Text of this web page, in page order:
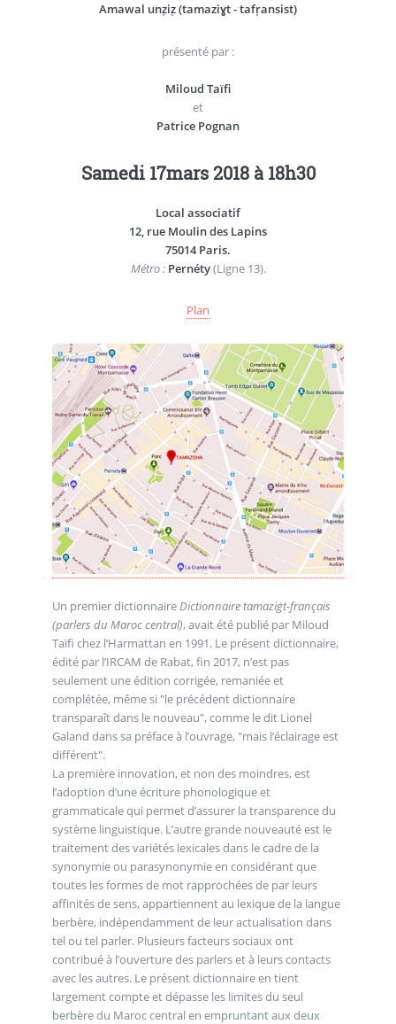
Amawal unẓiẓ (tamaziɣt - tafṛansist)
présenté par :
Miloud Taïfi
et
Patrice Pognan
Samedi 17mars 2018 à 18h30
Local associatif
12, rue Moulin des Lapins
75014 Paris.
Métro : Pernéty(Ligne 13).
Plan
Un premier dictionnaireDictionnaire tamaziġt-français
(parlers du Maroc central), avait été publié par Miloud
Taïfi chez l’Harmattan en 1991. Le présent dictionnaire,
édité par l’IRCAM de Rabat, fin 2017, n’est pas
seulement une édition corrigée, remaniée et
complétée, même si "le précédent dictionnaire
transparaît dans le nouveau", comme le dit Lionel
Galand dans sa préface à l’ouvrage, "mais l’éclairage est
différent".
La première innovation, et non des moindres, est
l’adoption d’une écriture phonologique et
grammaticale qui permet d’assurer la transparence du
système linguistique. L’autre grande nouveauté est le
traitement des variétés lexicales dans le cadre de la
synonymie ou parasynonymie en considérant que
toutes les formes de mot rapprochées de par leurs
affinités de sens, appartiennent au lexique de la langue
berbère, indépendamment de leur actualisation dans
tel ou tel parler. Plusieurs facteurs sociaux ont
contribué à l’ouverture des parlers et à leurs contacts
avec les autres. Le présent dictionnaire en tient
largement compte et dépasse les limites du seul
berbère du Maroc central en empruntant aux deux